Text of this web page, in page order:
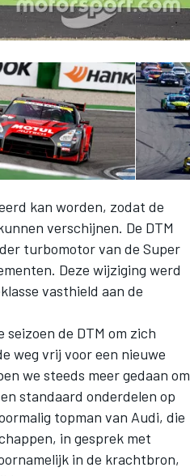
kan worden, zodat de
verschijnen. De DTM
turbomotor van de Super
Deze wijziging werd
vasthield aan de
de DTM om zich
weg vrij voor een nieuwe
we steeds meer gedaan om
standaard onderdelen op
topman van Audi, die
in gesprek met
in de krachtbron,